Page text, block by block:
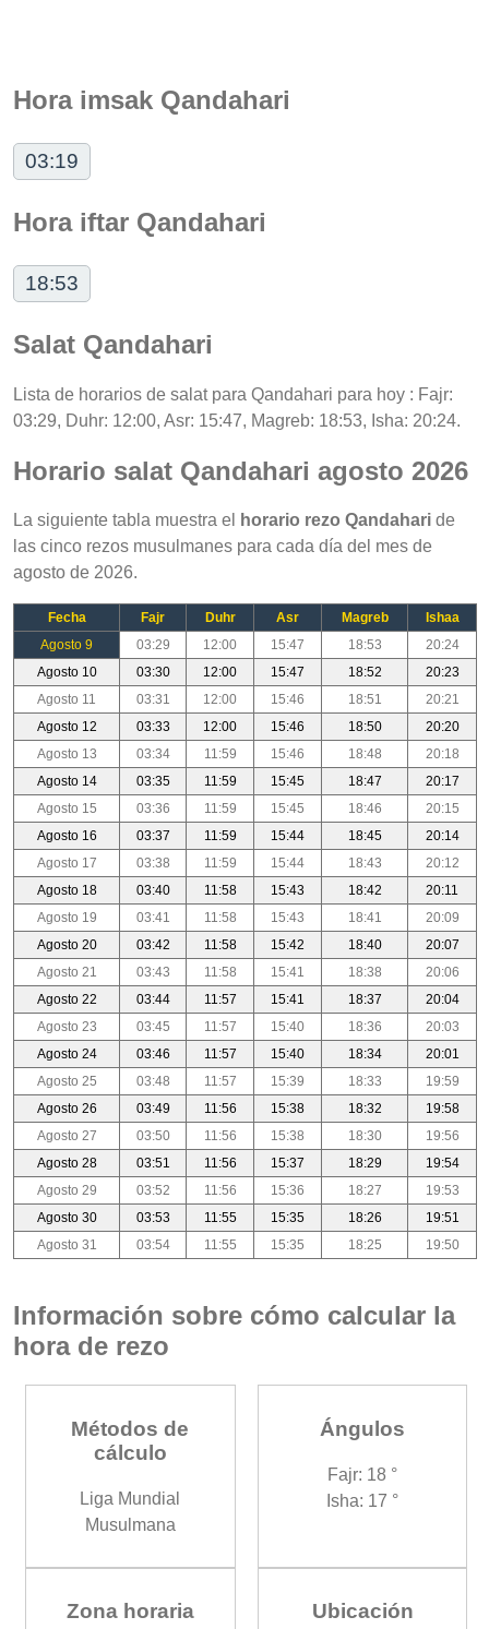
Hora imsak Qandahari
03:19
Hora iftar Qandahari
18:53
Salat Qandahari
Lista de horarios de salat para Qandahari para hoy : Fajr:
03:29, Duhr: 12:00, Asr: 15:47, Magreb: 18:53, Isha: 20:24.
Horario salat Qandahari agosto 2026
La siguiente tabla muestra el horario rezo Qandahari de
las cinco rezos musulmanes para cada día del mes de
agosto de 2026.
Fecha Fajr Duhr Asr Magreb
Ishaa
Agosto 9
03:29 12:00 15:47 18:53
20:24
Agosto 10
03:30 12:00 15:47 18:52
20:23
Agosto 11
03:31 12:00 15:46 18:51
20:21
Agosto 12
03:33 12:00 15:46 18:50
20:20
Agosto 13
03:34 11:59 15:46 18:48
20:18
Agosto 14
03:35 11:59 15:45 18:47
20:17
Agosto 15
03:36 11:59 15:45 18:46
20:15
Agosto 16
03:37 11:59 15:44 18:45
20:14
Agosto 17
03:38 11:59 15:44 18:43
20:12
Agosto 18
03:40 11:58 15:43 18:42
20:11
Agosto 19
03:41 11:58 15:43 18:41
20:09
Agosto 20
03:42 11:58 15:42 18:40
20:07
Agosto 21
03:43 11:58 15:41 18:38
20:06
Agosto 22
03:44 11:57 15:41 18:37
20:04
Agosto 23
03:45 11:57 15:40 18:36
20:03
Agosto 24
03:46 11:57 15:40 18:34
20:01
Agosto 25
03:48 11:57 15:39 18:33
19:59
Agosto 26
03:49 11:56 15:38 18:32
19:58
Agosto 27
03:50 11:56 15:38 18:30
19:56
Agosto 28
03:51 11:56 15:37 18:29
19:54
Agosto 29
03:52 11:56 15:36 18:27
19:53
Agosto 30
03:53 11:55 15:35 18:26
19:51
Agosto 31
03:54 11:55 15:35 18:25 19:50
Información sobre cómo calcular la
hora de rezo
Métodos de
cálculo
Liga Mundial
Musulmana
Ángulos
Fajr: 18 °
Isha: 17 °
Zona horaria Ubicación